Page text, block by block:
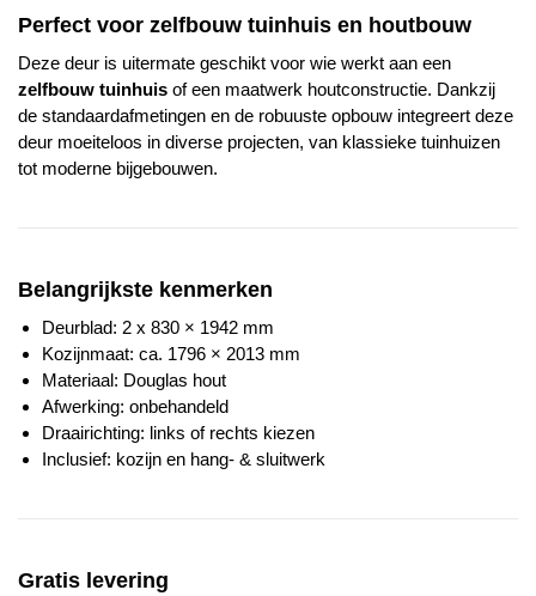
Perfect voor zelfbouw tuinhuis en houtbouw
Deze deur is uitermate geschikt voor wie werkt aan een
zelfbouw tuinhuis of een maatwerk houtconstructie. Dankzij
de standaardafmetingen en de robuuste opbouw integreert deze
deur moeiteloos in diverse projecten, van klassieke tuinhuizen
tot moderne bijgebouwen.
Belangrijkste kenmerken
Deurblad: 2 x 830 × 1942 mm
Kozijnmaat: ca. 1796 × 2013 mm
Materiaal: Douglas hout
Afwerking: onbehandeld
Draairichting: links of rechts kiezen
Inclusief: kozijn en hang- & sluitwerk
Gratis levering